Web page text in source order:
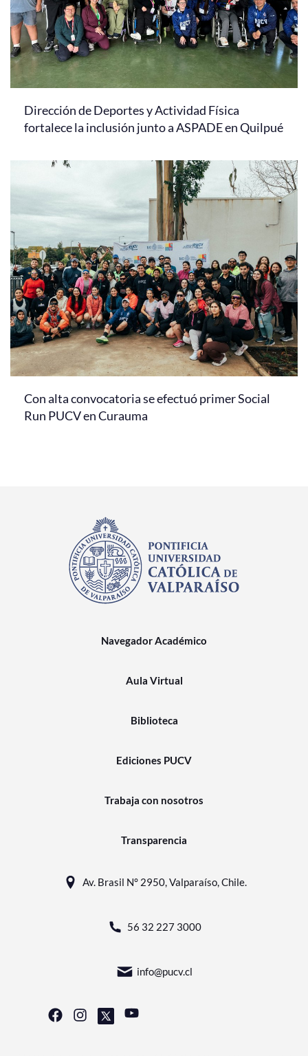
Dirección de Deportes y Actividad Física
fortalece la inclusión junto a ASPADE en Quilpué
Con alta convocatoria se efectuó primer Social
Run PUCV en Curauma
Navegador Académico
Aula Virtual
Biblioteca
Ediciones PUCV
Trabaja con nosotros
Transparencia
Av. Brasil N° 2950, Valparaíso, Chile.
56 32 227 3000
info@pucv.cl